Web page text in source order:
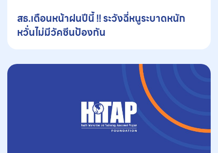
สธ.เตือนหน้าฝนปีนี้ !! ระวังฉี่หนูระบาดหนัก
หวั่นไม่มีวัคซีนป้องกัน